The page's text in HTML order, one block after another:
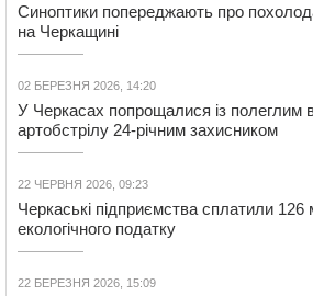
Синоптики попереджають про
на Черкащині
02 БЕРЕЗНЯ 2026, 14:20
У Черкасах попрощалися із полеглим
артобстрілу 24-річним захисником
22 ЧЕРВНЯ 2026, 09:23
Черкаські підприємства сплатили 126
екологічного податку
22 БЕРЕЗНЯ 2026, 15:09